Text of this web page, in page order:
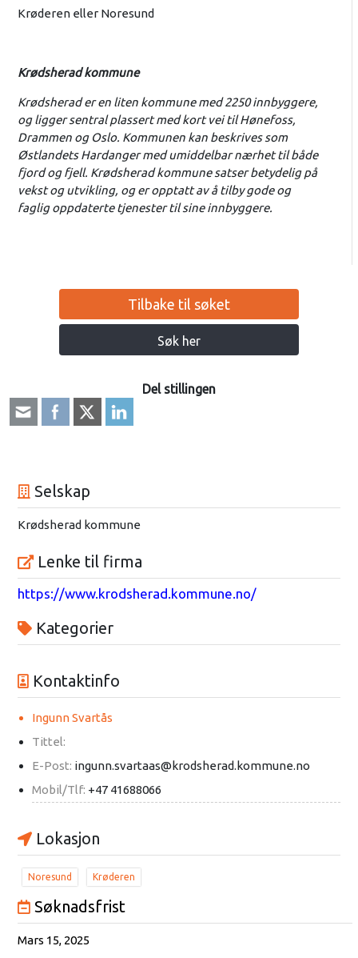
Krøderen eller Noresund
Krødsherad kommune
Krødsherad er en liten kommune med 2250 innbyggere,
og ligger sentral plassert med kort vei til Hønefoss,
Drammen og Oslo. Kommunen kan beskrives som
Østlandets Hardanger med umiddelbar nærhet til både
fjord og fjell. Krødsherad kommune satser betydelig på
vekst og utvikling, og er opptatt av å tilby gode og
faglig oppdaterte tjenester til sine innbyggere.
Tilbake til søket
Søk her
Del stillingen
Selskap
Krødsherad kommune
Lenke til firma
https://www.krodsherad.kommune.no/
Kategorier
Kontaktinfo
Ingunn Svartås
Tittel:
E-Post: ingunn.svartaas@krodsherad.kommune.no
Mobil/Tlf: +47 41688066
Lokasjon
Noresund Krøderen
Søknadsfrist
Mars 15, 2025